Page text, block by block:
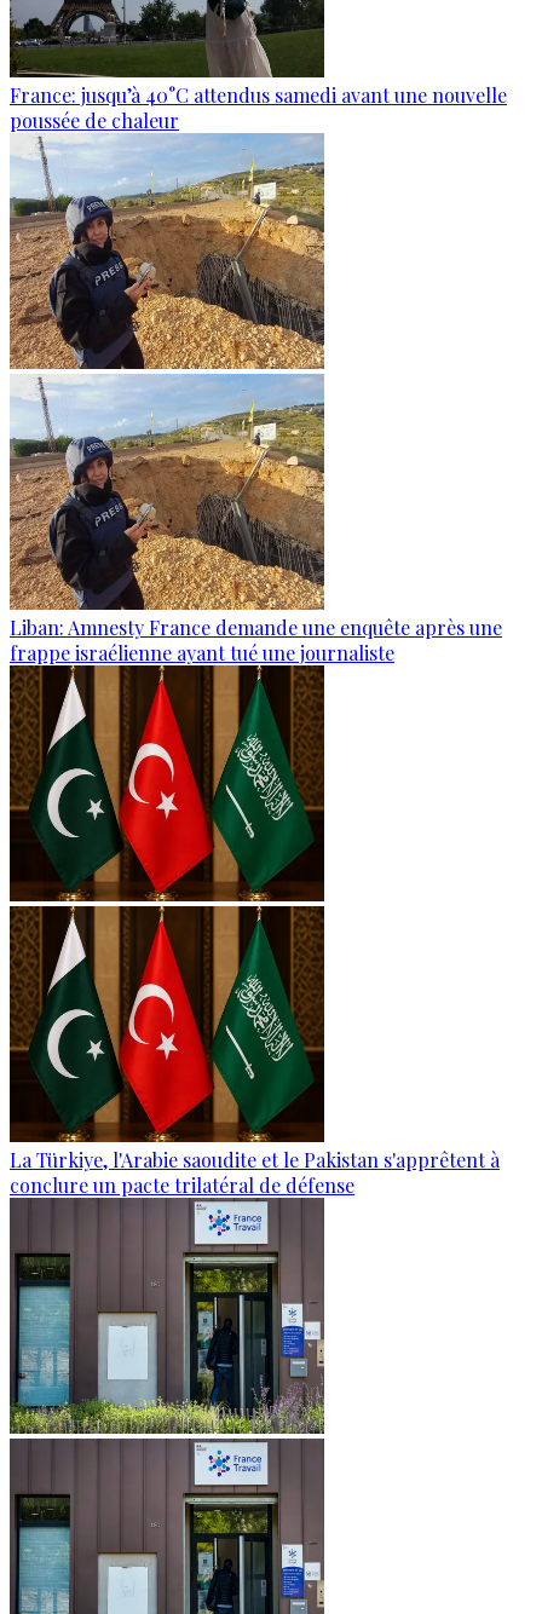
France: jusqu’à 40°C attendus samedi avant une nouvelle
poussée de chaleur
Liban: Amnesty France demande une enquête après une
frappe israélienne ayant tué une journaliste
La Türkiye, l'Arabie saoudite et le Pakistan s'apprêtent à
conclure un pacte trilatéral de défense